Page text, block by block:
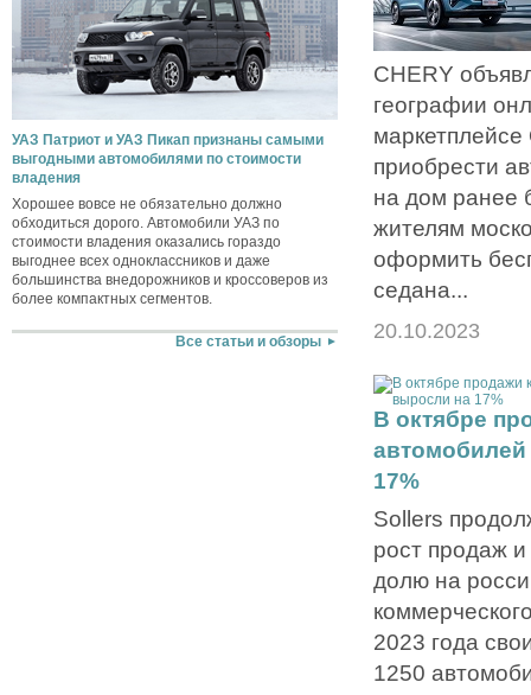
УАЗ Патриот и УАЗ Пикап признаны самыми
выгодными автомобилями по стоимости
владения
Хорошее вовсе не обязательно должно
обходиться дорого. Автомобили УАЗ по
стоимости владения оказались гораздо
выгоднее всех одноклассников и даже
большинства внедорожников и кроссоверов из
более компактных сегментов.
Все статьи и обзоры
CHERY
географии
приобрести
на дом ранее
жителям
оформить
седана...
20.10.2023
В октябре
17%
Sollers
рост продаж
долю на
2023 года
1250